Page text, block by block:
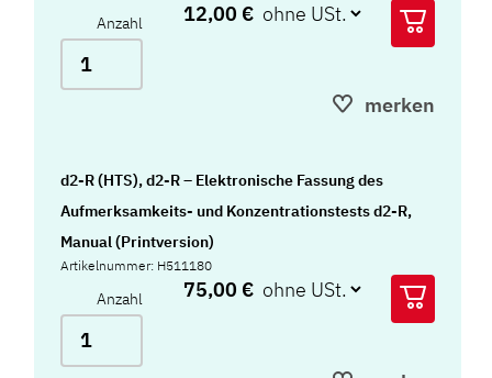
Anzahl 12,00 €
merken
d2-R (HTS), d2-R – Elektronische Fassung des
Aufmerksamkeits- und Konzentrationstests d2-R,
Manual (Printversion)
Artikelnummer: H511180
Anzahl 75,00 €